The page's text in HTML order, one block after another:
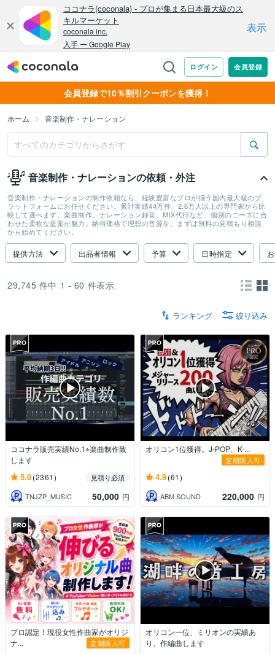
会員登録で10％割引クーポンを獲得！
ホーム 音楽制作・ナレーション
音楽制作・ナレーションの依頼・外注
音楽制作・ナレーションの制作依頼なら、経験豊富なプロが揃う国内最大級のプ
ラットフォームにお任せください。累計実績44万件、2.6万人以上の専門家から比
較して選べます。楽曲制作、ナレーション録音、MIX代行など、個別のニーズに合
わせた柔軟な提案が魅力。納得価格で理想の音源を、まずは無料の見積もり相談
から始めてください。
提供方法 出品者情報 予算 日時指定
29,745 件中 1 - 60 件表示
ランキング 絞り込み
ココナラ販売実績No.1⭐︎楽曲制作致
します
5.0(2361)
見積り必須
TNJZP_MUSIC
50,000 円
オリコン1位獲得。J-POP、K-...
定期購入可
4.9(61)
ABM SOUND 220,000 円
プロ認定！現役女性作曲家がオリジ
ナ...
定期購入可
オリコン一位、ミリオンの実績あ
り、作編曲します